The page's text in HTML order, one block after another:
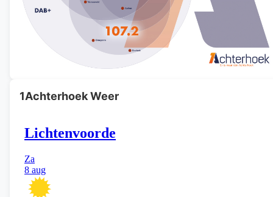
1Achterhoek Weer